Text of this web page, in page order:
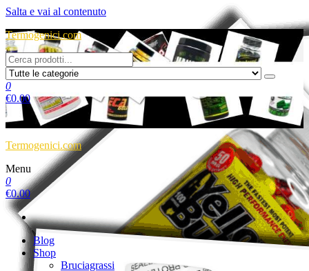
Salta e vai al contenuto
Termogenici.com
0
€0.00
Termogenici.com
Menu
0
€0.00
Blog
Shop
Bruciagrassi